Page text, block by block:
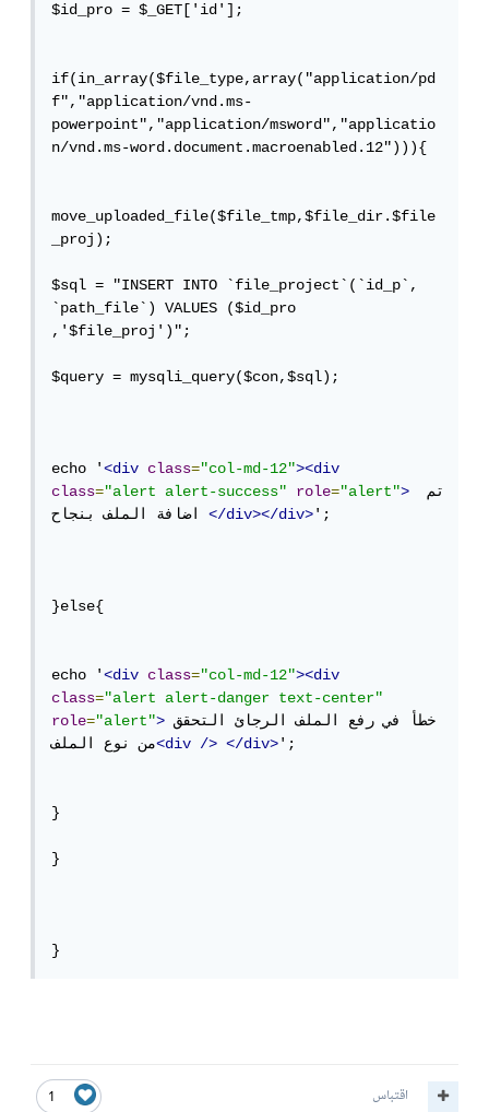
$id_pro = $_GET['id'];
if(in_array($file_type,array("application/pd
f","application/vnd.ms-
powerpoint","application/msword","applicatio
n/vnd.ms-word.document.macroenabled.12"))){
move_uploaded_file($file_tmp,$file_dir.$file
_proj);
$sql = "INSERT INTO `file_project`(`id_p`,
`path_file`) VALUES ($id_pro
,'$file_proj')";
$query = mysqli_query($con,$sql);
echo '<div class="col-md-12"><div
class="alert alert-success" role="alert">
اضافة الملف بنجاح </div></div>';
}else{
echo '<div class="col-md-12"><div
class="alert alert-danger text-center"
role="alert"> خطأ في رفع الملف الرجائ التحقق
من نوع الملف<div /> </div>';
}
}
}
1 اقتباس